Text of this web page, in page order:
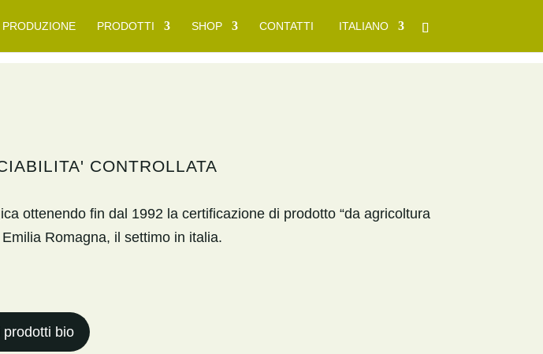
PRODUZIONE PRODOTTI SHOP CONTATTI ITALIANO
CONTROLLATA
ottenendo fin dal 1992 la certificazione di prodotto “da agricoltura
Romagna, il settimo in italia.
prodotti bio